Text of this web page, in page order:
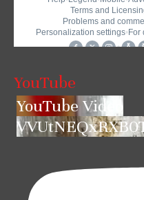
YouTube
YouTube Video